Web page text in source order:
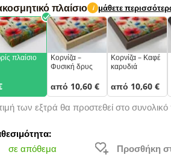
πλαίσιο i μάθετε
πλαίσιο
Κορνίζα –
Φυσική δρυς
από 10,60 €
Κορνίζα – Καφέ
καρυδιά
από 10,60 €
των εξτρά θα προστεθεί στο
σε απόθεμα
Προσθήκη